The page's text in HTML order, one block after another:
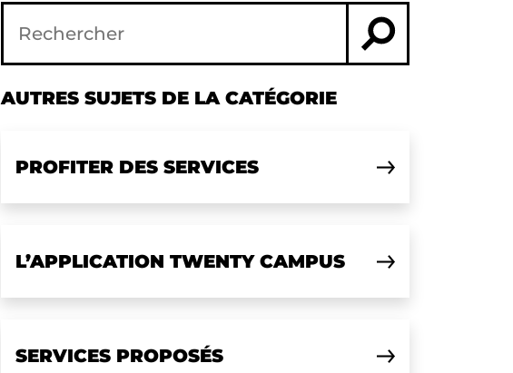
AUTRES SUJETS DE LA CATÉGORIE
PROFITER DES SERVICES
L’APPLICATION TWENTY CAMPUS
SERVICES PROPOSÉS